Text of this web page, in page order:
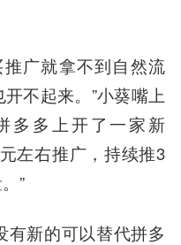
广就拿不到自然流
不起来。”小葵嘴上
多多上开了一家新
左右推广，持续推3
”
有新的可以替代拼多